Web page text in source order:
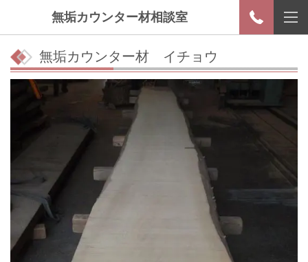
無垢カウンター材相談室
無垢カウンター材 イチョウ